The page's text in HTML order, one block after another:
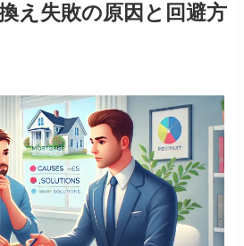
え失敗の原因と回避方